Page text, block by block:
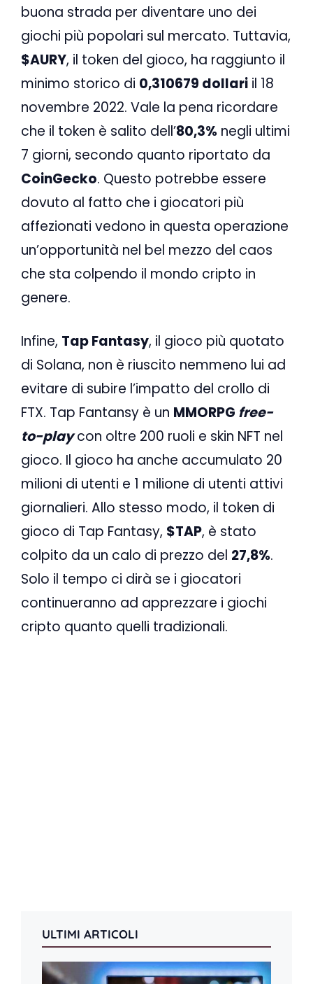
buona strada per diventare uno dei
giochi più popolari sul mercato. Tuttavia,
$AURY, il token del gioco, ha raggiunto il
minimo storico di 0,310679 dollari il 18
novembre 2022. Vale la pena ricordare
che il token è salito dell’80,3% negli ultimi
7 giorni, secondo quanto riportato da
CoinGecko. Questo potrebbe essere
dovuto al fatto che i giocatori più
affezionati vedono in questa operazione
un’opportunità nel bel mezzo del caos
che sta colpendo il mondo cripto in
genere.
Infine, Tap Fantasy, il gioco più quotato
di Solana, non è riuscito nemmeno lui ad
evitare di subire l’impatto del crollo di
FTX. Tap Fantansy è un MMORPG free-
to-playcon oltre 200 ruoli e skin NFT nel
gioco. Il gioco ha anche accumulato 20
milioni di utenti e 1 milione di utenti attivi
giornalieri. Allo stesso modo, il token di
gioco di Tap Fantasy, $TAP, è stato
colpito da un calo di prezzo del 27,8%.
Solo il tempo ci dirà se i giocatori
continueranno ad apprezzare i giochi
cripto quanto quelli tradizionali.
ULTIMI ARTICOLI